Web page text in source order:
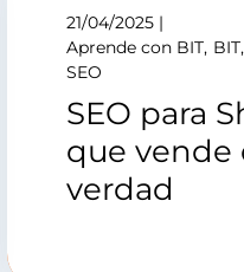
21/04/2025
Aprende con BIT BIT
SEO
SEO para
que vende
verdad